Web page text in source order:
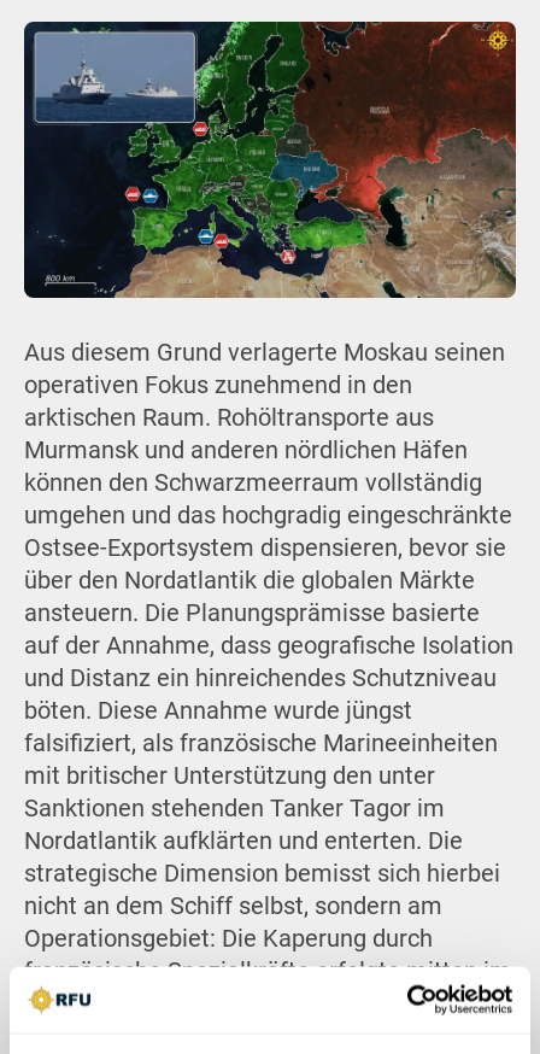
Aus diesem Grund verlagerte Moskau seinen
operativen Fokus zunehmend in den
arktischen Raum. Rohöltransporte aus
Murmansk und anderen nördlichen Häfen
können den Schwarzmeerraum vollständig
umgehen und das hochgradig eingeschränkte
Ostsee-Exportsystem dispensieren, bevor sie
über den Nordatlantik die globalen Märkte
ansteuern. Die Planungsprämisse basierte
auf der Annahme, dass geografische Isolation
und Distanz ein hinreichendes Schutzniveau
böten. Diese Annahme wurde jüngst
falsifiziert, als französische Marineeinheiten
mit britischer Unterstützung den unter
Sanktionen stehenden Tanker Tagor im
Nordatlantik aufklärten und enterten. Die
strategische Dimension bemisst sich hierbei
nicht an dem Schiff selbst, sondern am
Operationsgebiet: Die Kaperung durch
französische Spezialkräfte erfolgte mitten im
Atlantik, vierhundert Seemeilen westlich der